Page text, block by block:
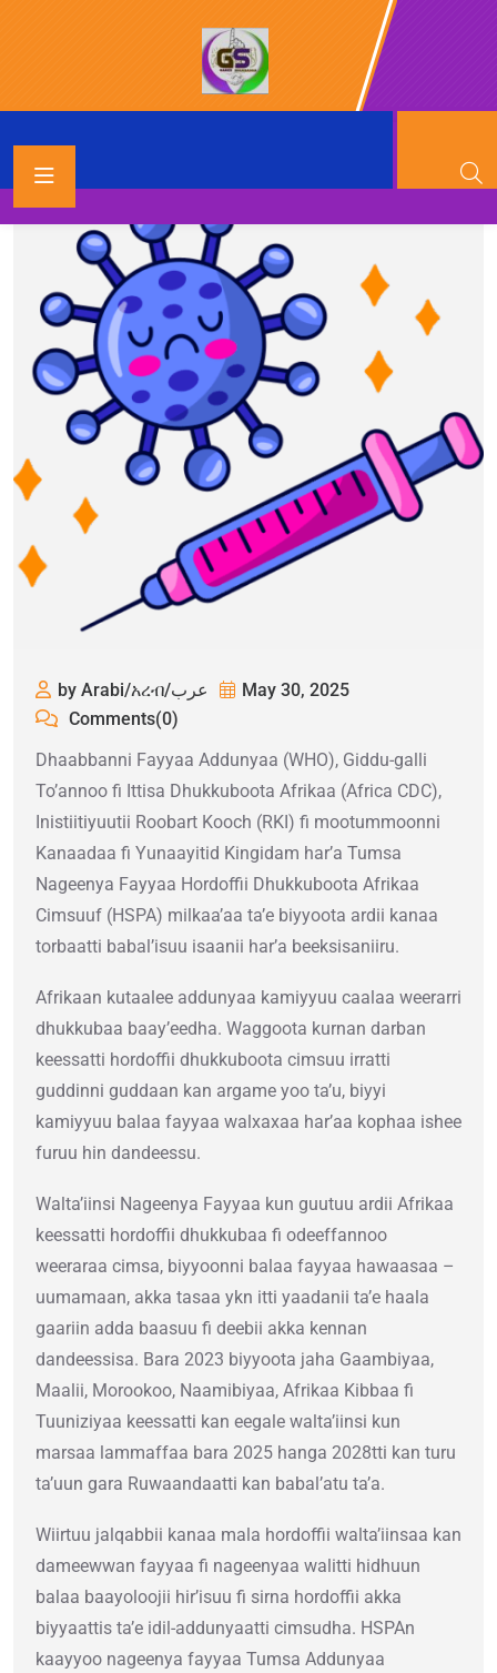
by Arabi/አረብ/عرب
May 30, 2025
Comments(0)
Dhaabbanni Fayyaa Addunyaa (WHO), Giddu-galli
To’annoo fi Ittisa Dhukkuboota Afrikaa (Africa CDC),
Inistiitiyuutii Roobart Kooch (RKI) fi mootummoonni
Kanaadaa fi Yunaayitid Kingidam har’a Tumsa
Nageenya Fayyaa Hordoffii Dhukkuboota Afrikaa
Cimsuuf (HSPA) milkaa’aa ta’e biyyoota ardii kanaa
torbaatti babal’isuu isaanii har’a beeksisaniiru.
Afrikaan kutaalee addunyaa kamiyyuu caalaa weerarri
dhukkubaa baay’eedha. Waggoota kurnan darban
keessatti hordoffii dhukkuboota cimsuu irratti
guddinni guddaan kan argame yoo ta’u, biyyi
kamiyyuu balaa fayyaa walxaxaa har’aa kophaa ishee
furuu hin dandeessu.
Walta’iinsi Nageenya Fayyaa kun guutuu ardii Afrikaa
keessatti hordoffii dhukkubaa fi odeeffannoo
weeraraa cimsa, biyyoonni balaa fayyaa hawaasaa –
uumamaan, akka tasaa ykn itti yaadanii ta’e haala
gaariin adda baasuu fi deebii akka kennan
dandeessisa. Bara 2023 biyyoota jaha Gaambiyaa,
Maalii, Morookoo, Naamibiyaa, Afrikaa Kibbaa fi
Tuuniziyaa keessatti kan eegale walta’iinsi kun
marsaa lammaffaa bara 2025 hanga 2028tti kan turu
ta’uun gara Ruwaandaatti kan babal’atu ta’a.
Wiirtuu jalqabbii kanaa mala hordoffii walta’iinsaa kan
dameewwan fayyaa fi nageenyaa walitti hidhuun
balaa baayoloojii hir’isuu fi sirna hordoffii akka
biyyaattis ta’e idil-addunyaatti cimsudha. HSPAn
kaayyoo nageenya fayyaa Tumsa Addunyaa